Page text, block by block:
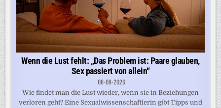
Wenn die Lust fehlt: „Das Problem ist: Paare glauben,
Sex passiert von allein“
06-08-2026
Wie findet man die Lust wieder, wenn sie in Beziehungen
verloren geht? Eine Sexualwissenschaftlerin gibt Tipps und